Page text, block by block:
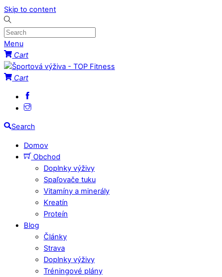
Skip to content
Menu
Cart
Cart
Search
Domov
Obchod
Doplnky výživy
Spaľovače tuku
Vitamíny a minerály
Kreatín
Proteín
Blog
Články
Strava
Doplnky výživy
Tréningové plány